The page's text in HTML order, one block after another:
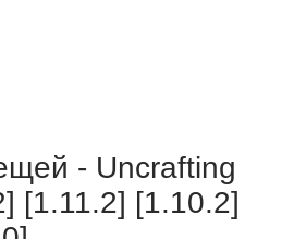
- Uncrafting
[1.11.2] [1.10.2]